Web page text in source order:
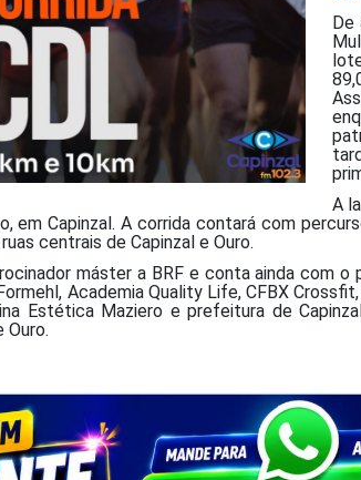
A
em Capinzal. A corrida contará com
centrais de Capinzal e Ouro.
máster a BRF e conta ainda com o
Academia Quality Life, CFBX
Estética Maziero e prefeitura de
Ouro.